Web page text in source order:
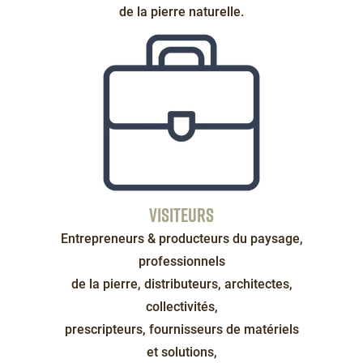
de la pierre naturelle.
de
VISITEURS
Entrepreneurs & producteurs du paysage,
professionnels
de la pierre, distributeurs, architectes,
collectivités,
prescripteurs, fournisseurs de matériels
et solutions,